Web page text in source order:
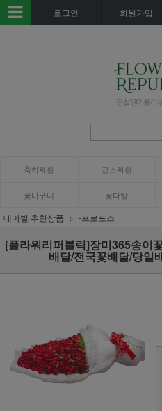
로그인 회원가입
축하화환 근조화환
꽃바구니 꽃다발
테마별 추천상품 -프로포즈
[플라워리퍼블릭]장미365송이
배달/전국꽃배달/당일